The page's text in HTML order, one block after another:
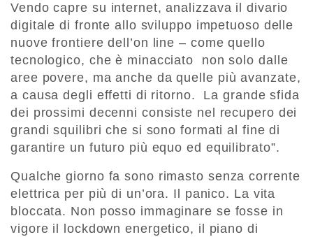
Vendo capre su internet, analizzava il divario
digitale di fronte allo sviluppo impetuoso delle
nuove frontiere dell’on line – come quello
tecnologico, che è minacciato non solo dalle
aree povere, ma anche da quelle più avanzate,
a causa degli effetti di ritorno. La grande sfida
dei prossimi decenni consiste nel recupero dei
grandi squilibri che si sono formati al fine di
garantire un futuro più equo ed equilibrato”.
Qualche giorno fa sono rimasto senza corrente
elettrica per più di un’ora. Il panico. La vita
bloccata. Non posso immaginare se fosse in
vigore il lockdown energetico, il piano di